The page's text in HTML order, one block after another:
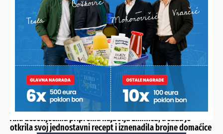
Pečeni vol nestao!
JESTE LI ZNALI?
Ana desetljećima priprema najbolju zimnicu, a sada je
otkrila svoj jednostavni recept i iznenadila brojne domaćice